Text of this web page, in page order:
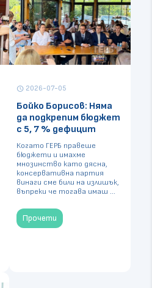
schedule 2026-07-05
Бойко Борисов: Няма
да подкрепим бюджет
с 5, 7 % дефицит
Когато ГЕРБ правеше
бюджети и имахме
мнозинство като дясна,
консервативна партия
винаги сме били на излишък,
въпреки че тогава имаш ...
Прочети